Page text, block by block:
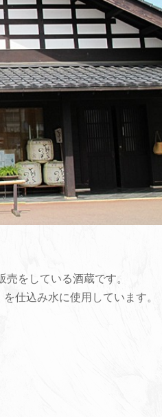
をしている酒蔵です。
仕込み水に使用しています。